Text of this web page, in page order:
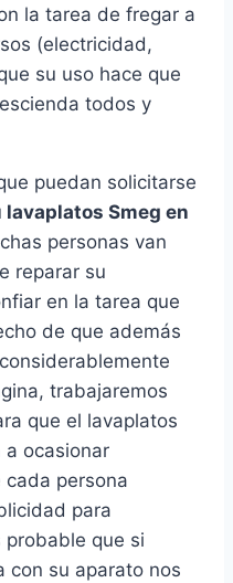
la tarea de fregar a
(electricidad,
su uso hace que
todos y
puedan solicitarse
Smeg en
personas van
reparar su
en la tarea que
de que además
trabajaremos
que el lavaplatos
a ocasionar
cada persona
para
que si
con su aparato nos